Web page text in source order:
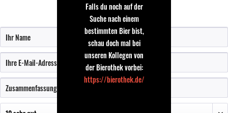
Bewertung schreiben
Falls du noch auf der
Suche nach einem
bestimmten Bier bist,
schau doch mal bei
unseren Kollegen von
der Bierothek vorbei:
https://bierothek.de/